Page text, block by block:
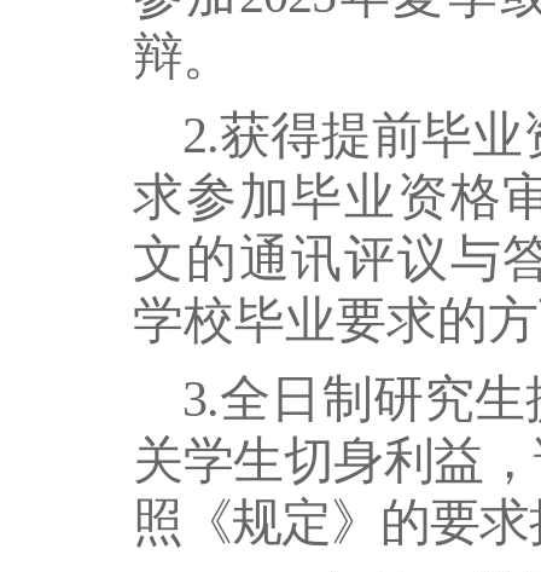
辩。
2.获得提前毕
求参加毕业资格
文的通讯评议与
学校毕业要求的
3.全日制研究
关学生切身利益
照 《规定》的要